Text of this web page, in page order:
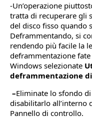
-Un’operazione
tratta di recuperare gli
del disco fisso quando
Deframmentando, si
rendendo più facile la
deframmentazione
Windows selezionate
deframmentazione
–Eliminate lo sfondo
disabilitarlo all’interno
Pannello di controllo.